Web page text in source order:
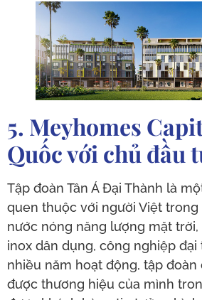
5. Meyhomes
Quốc với chủ đầu
Tập đoàn Tân Á Đại Thành là
quen thuộc với người Việt
nước nóng năng lượng mặt
inox dân dụng, công nghiệp đại
nhiều năm hoạt động, tập đoàn
được thương hiệu của mình